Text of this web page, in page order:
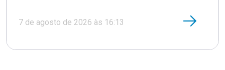
7 de agosto de 2026 às 16:13